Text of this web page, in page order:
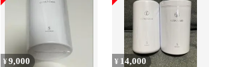
¥9,000 ¥ 14,000